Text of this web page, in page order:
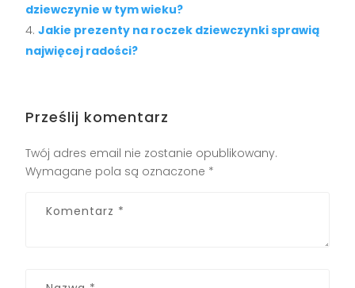
dziewczynie w tym wieku?
Jakie prezenty na roczek dziewczynki sprawią
najwięcej radości?
Prześlij komentarz
Twój adres email nie zostanie opublikowany.
Wymagane pola są oznaczone *